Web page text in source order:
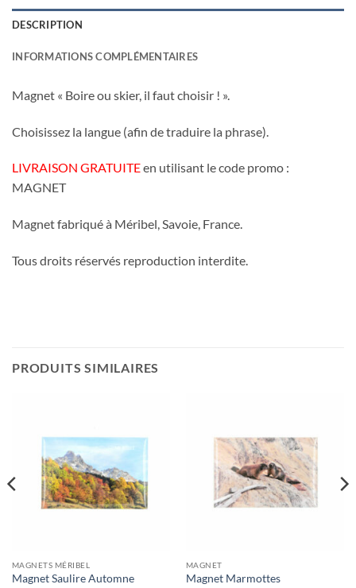
DESCRIPTION
INFORMATIONS COMPLÉMENTAIRES
Magnet « Boire ou skier, il faut choisir ! ».
Choisissez la langue (afin de traduire la phrase).
LIVRAISON GRATUITEen utilisant le code promo :
MAGNET
Magnet fabriqué à Méribel, Savoie, France.
Tous droits réservés reproduction interdite.
PRODUITS SIMILAIRES
MAGNETS MÉRIBEL
Magnet Saulire Automne
MAGNET
Magnet Marmottes